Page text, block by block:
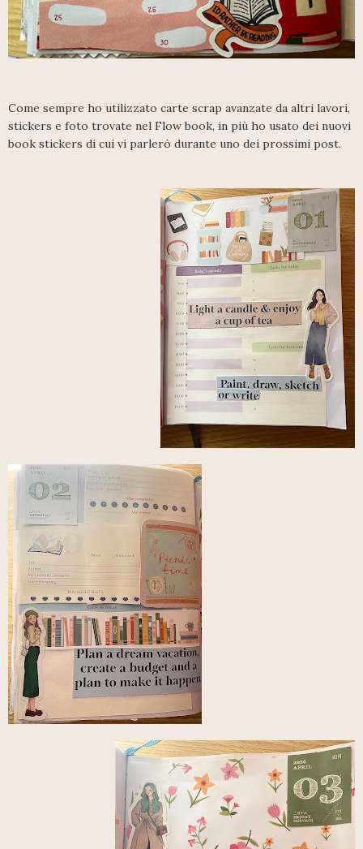
Come sempre ho utilizzato carte scrap avanzate da altri lavori,
stickers e foto trovate nel Flow book, in più ho usato dei nuovi
book stickers di cui vi parlerò durante uno dei prossimi post.